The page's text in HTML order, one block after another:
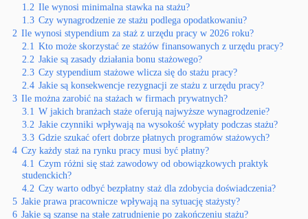
1.2 Ile wynosi minimalna stawka na stażu?
1.3 Czy wynagrodzenie ze stażu podlega opodatkowaniu?
2 Ile wynosi stypendium za staż z urzędu pracy w 2026 roku?
2.1 Kto może skorzystać ze stażów finansowanych z urzędu pracy?
2.2 Jakie są zasady działania bonu stażowego?
2.3 Czy stypendium stażowe wlicza się do stażu pracy?
2.4 Jakie są konsekwencje rezygnacji ze stażu z urzędu pracy?
3 Ile można zarobić na stażach w firmach prywatnych?
3.1 W jakich branżach staże oferują najwyższe wynagrodzenie?
3.2 Jakie czynniki wpływają na wysokość wypłaty podczas stażu?
3.3 Gdzie szukać ofert dobrze płatnych programów stażowych?
4 Czy każdy staż na rynku pracy musi być płatny?
4.1 Czym różni się staż zawodowy od obowiązkowych praktyk
studenckich?
4.2 Czy warto odbyć bezpłatny staż dla zdobycia doświadczenia?
5 Jakie prawa pracownicze wpływają na sytuację stażysty?
6 Jakie są szanse na stałe zatrudnienie po zakończeniu stażu?